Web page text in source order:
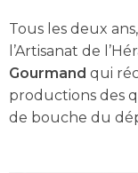
Tous les deux
l’Artisanat de
Gourmand qui
productions des
de bouche du